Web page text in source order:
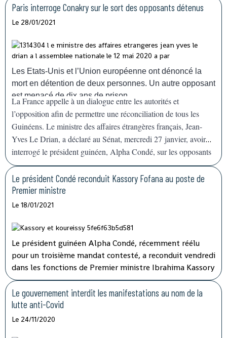
dans le sud-est du pays de sept cas, dont trois
mortels.L'organisation mondiale de la Santé (OMS) va
face à la résurgence de l'épidémie de fièvre
hémorragiqueEbola, confirmée dimanche
14 février. "Nous allons déployer rapidement les
capacités nécessaires pour appuyer la Guinée, qui a déjà
une grande expérience", a déclaré devant la presse le
représentant de l'agence de l'ONU à Conakry.
Paris interroge Conakry sur le sort des opposants détenus
Le 28/01/2021
Les Etats-Unis et l’Union européenne ont dénoncé la
mort en détention de deux personnes. Un autre opposant
est menacé de dix ans de prison.
La France appelle à un dialogue entre les autorités et
l’opposition afin de permettre une réconciliation de tous les
Guinéens. Le ministre des affaires étrangères français, Jean-
Yves Le Drian, a déclaré au Sénat, mercredi 27 janvier, avoir
interrogé le président guinéen, Alpha Condé, sur les opposants
en prison, agitant la menace de« mesures »contre Conakry.
Le président Condé reconduit Kassory Fofana au poste de
Premier ministre
Le 18/01/2021
Le président guinéen Alpha Condé, récemment réélu
pour un troisième mandat contesté, a reconduit vendredi
dans les fonctions de Premier ministre Ibrahima Kassory
Fofana qui avait auparavant présenté la démission de
son gouvernement.
Le gouvernement interdit les manifestations au nom de la
lutte anti-Covid
Le 24/11/2020